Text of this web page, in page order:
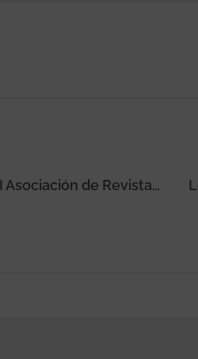
IAB Spain y ARI Asociación de Revistas firman un acuerdo para generar sinergias e iniciativas en beneficio de sus asociados